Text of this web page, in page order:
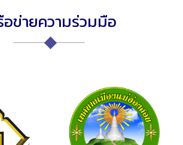
อข่ายความร่วมมือ